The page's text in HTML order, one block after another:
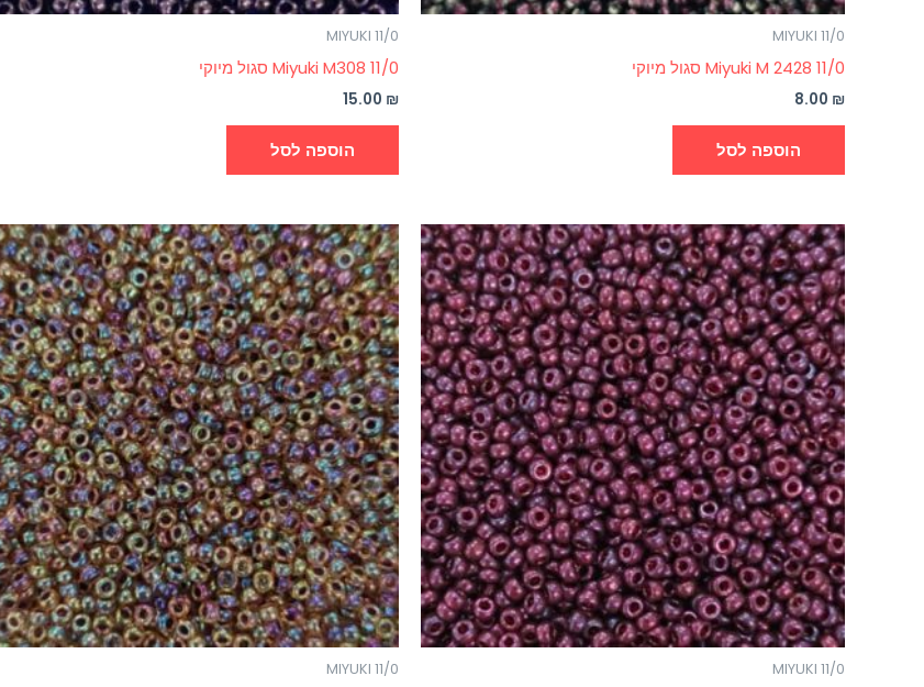
MIYUKI 11/0
Miyuki M 2428 11/0 סגול מיוקי
8.00 ₪
הוספה לסל
MIYUKI 11/0
Miyuki M308 11/0 סגול מיוקי
15.00 ₪
הוספה לסל
MIYUKI 11/0
MIYUKI 11/0
טווח
מחירים:
⁦9.00 ₪⁩
עד
⁦15.00 ₪⁩
למוצר
זה
יש
מספר
סוגים.
ניתן
לבחור
את
האפשרויות
בעמוד
המוצר